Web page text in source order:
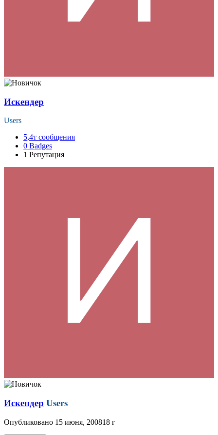
Искендер
Users
5,4т сообщения
0 Badges
1 Репутация
Искендер Users
Опубликовано 15 июня, 200818 г